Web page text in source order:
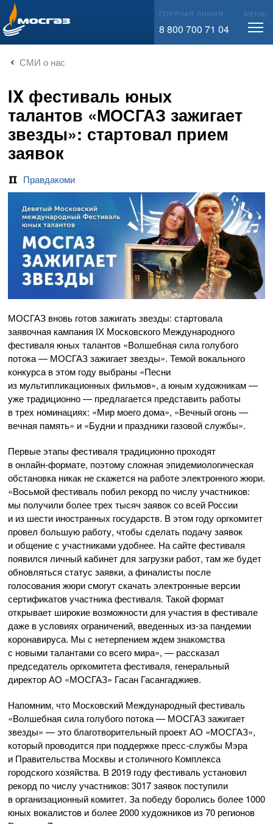
info@mos-gaz.ru ГОРЯЧАЯ ЛИНИЯ
8 800 700 71 04
МЕНЮ
СМИ о нас
IX фестиваль юных
талантов «МОСГАЗ зажигает
звезды»: стартовал прием
заявок
Правдакоми
МОСГАЗ вновь готов зажигать звезды: стартовала
заявочная кампания IХ Московского Международного
фестиваля юных талантов «Волшебная сила голубого
потока — МОСГАЗ зажигает звезды». Темой вокального
конкурса в этом году выбраны «Песни
из мультипликационных фильмов», а юным художникам —
уже традиционно — предлагается представить работы
в трех номинациях: «Мир моего дома», «Вечный огонь —
вечная память» и «Будни и праздники газовой службы».
Первые этапы фестиваля традиционно проходят
вонлайн-формате, поэтому сложная эпидемиологическая
обстановка никак не скажется на работе электронного жюри.
«Восьмой фестиваль побил рекорд по числу участников:
мы получили более трех тысяч заявок со всей России
и из шести иностранных государств. В этом году оргкомитет
провел большую работу, чтобы сделать подачу заявок
и общение с участниками удобнее. На сайте фестиваля
появился личный кабинет для загрузки работ, там же будет
обновляться статус заявки, а финалисты после
голосования жюри смогут скачать электронные версии
сертификатов участника фестиваля. Такой формат
открывает широкие возможности для участия в фестивале
даже в условиях ограничений, введенных из-запандемии
коронавируса. Мы с нетерпением ждем знакомства
с новыми талантами со всего мира», — рассказал
председатель оргкомитета фестиваля, генеральный
директорАО «МОСГАЗ» Гасан Гасангаджиев.
Напомним, что Московский Международный фестиваль
«Волшебная сила голубого потока — МОСГАЗ зажигает
звезды» — это благотворительный проектАО «МОСГАЗ»,
который проводится при поддержке пресс-службы Мэра
и Правительства Москвы и столичного Комплекса
городского хозяйства. В 2019 году фестиваль установил
рекорд по числу участников: 3017 заявок поступили
в организационный комитет. За победу боролись более 1000
юных вокалистов и более 2000 художников из 70 регионов